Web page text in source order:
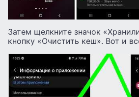
Затем щелкните значок
кнопку «Очистить кеш». Вот и